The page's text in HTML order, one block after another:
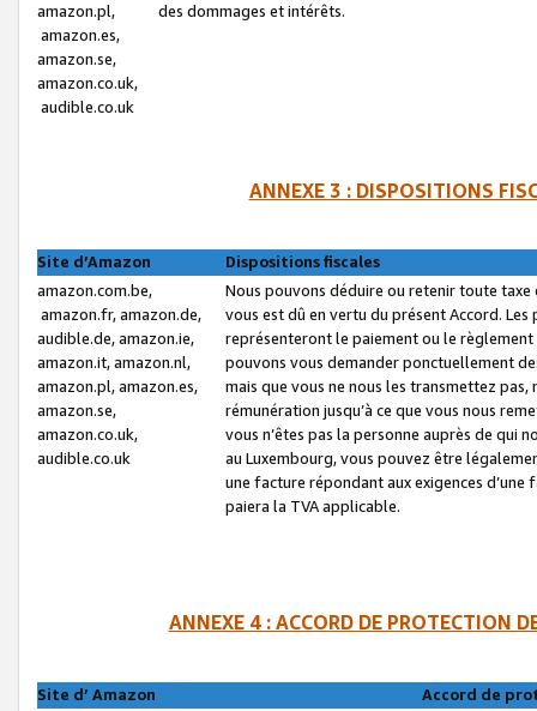
amazon.pl,
amazon.es,
amazon.se,
amazon.co.uk,
audible.co.uk
des dommages et intérêts.
ANNEXE 3 : DISPOSITIONS
Site d’Amazon
Dispositions fiscales
amazon.com.be,
amazon.fr, amazon.de,
audible.de, amazon.ie,
amazon.it, amazon.nl,
amazon.pl, amazon.es,
amazon.se,
amazon.co.uk,
audible.co.uk
Nous pouvons déduire ou retenir toute
vous est dû en vertu du présent Accord.
représenteront le paiement ou le
pouvons vous demander ponctuellement
mais que vous ne nous les transmettez
rémunération jusqu’à ce que vous nous
vous n’êtes pas la personne auprès de qui
au Luxembourg, vous pouvez être
une facture répondant aux exigences
paiera la TVA applicable.
ANNEXE 4 : ACCORD DE PROTECTION
Site d’ Amazon
Accord de